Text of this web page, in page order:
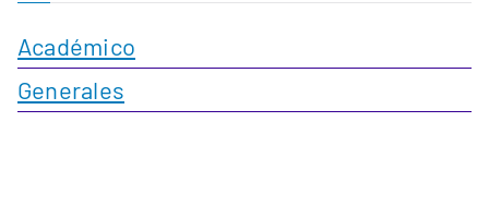
Académico
Generales